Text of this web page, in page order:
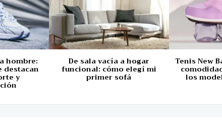
hombre:
destacan
y
De sala vacía a hogar
funcional: cómo elegí mi
primer sofá
Tenis New
los